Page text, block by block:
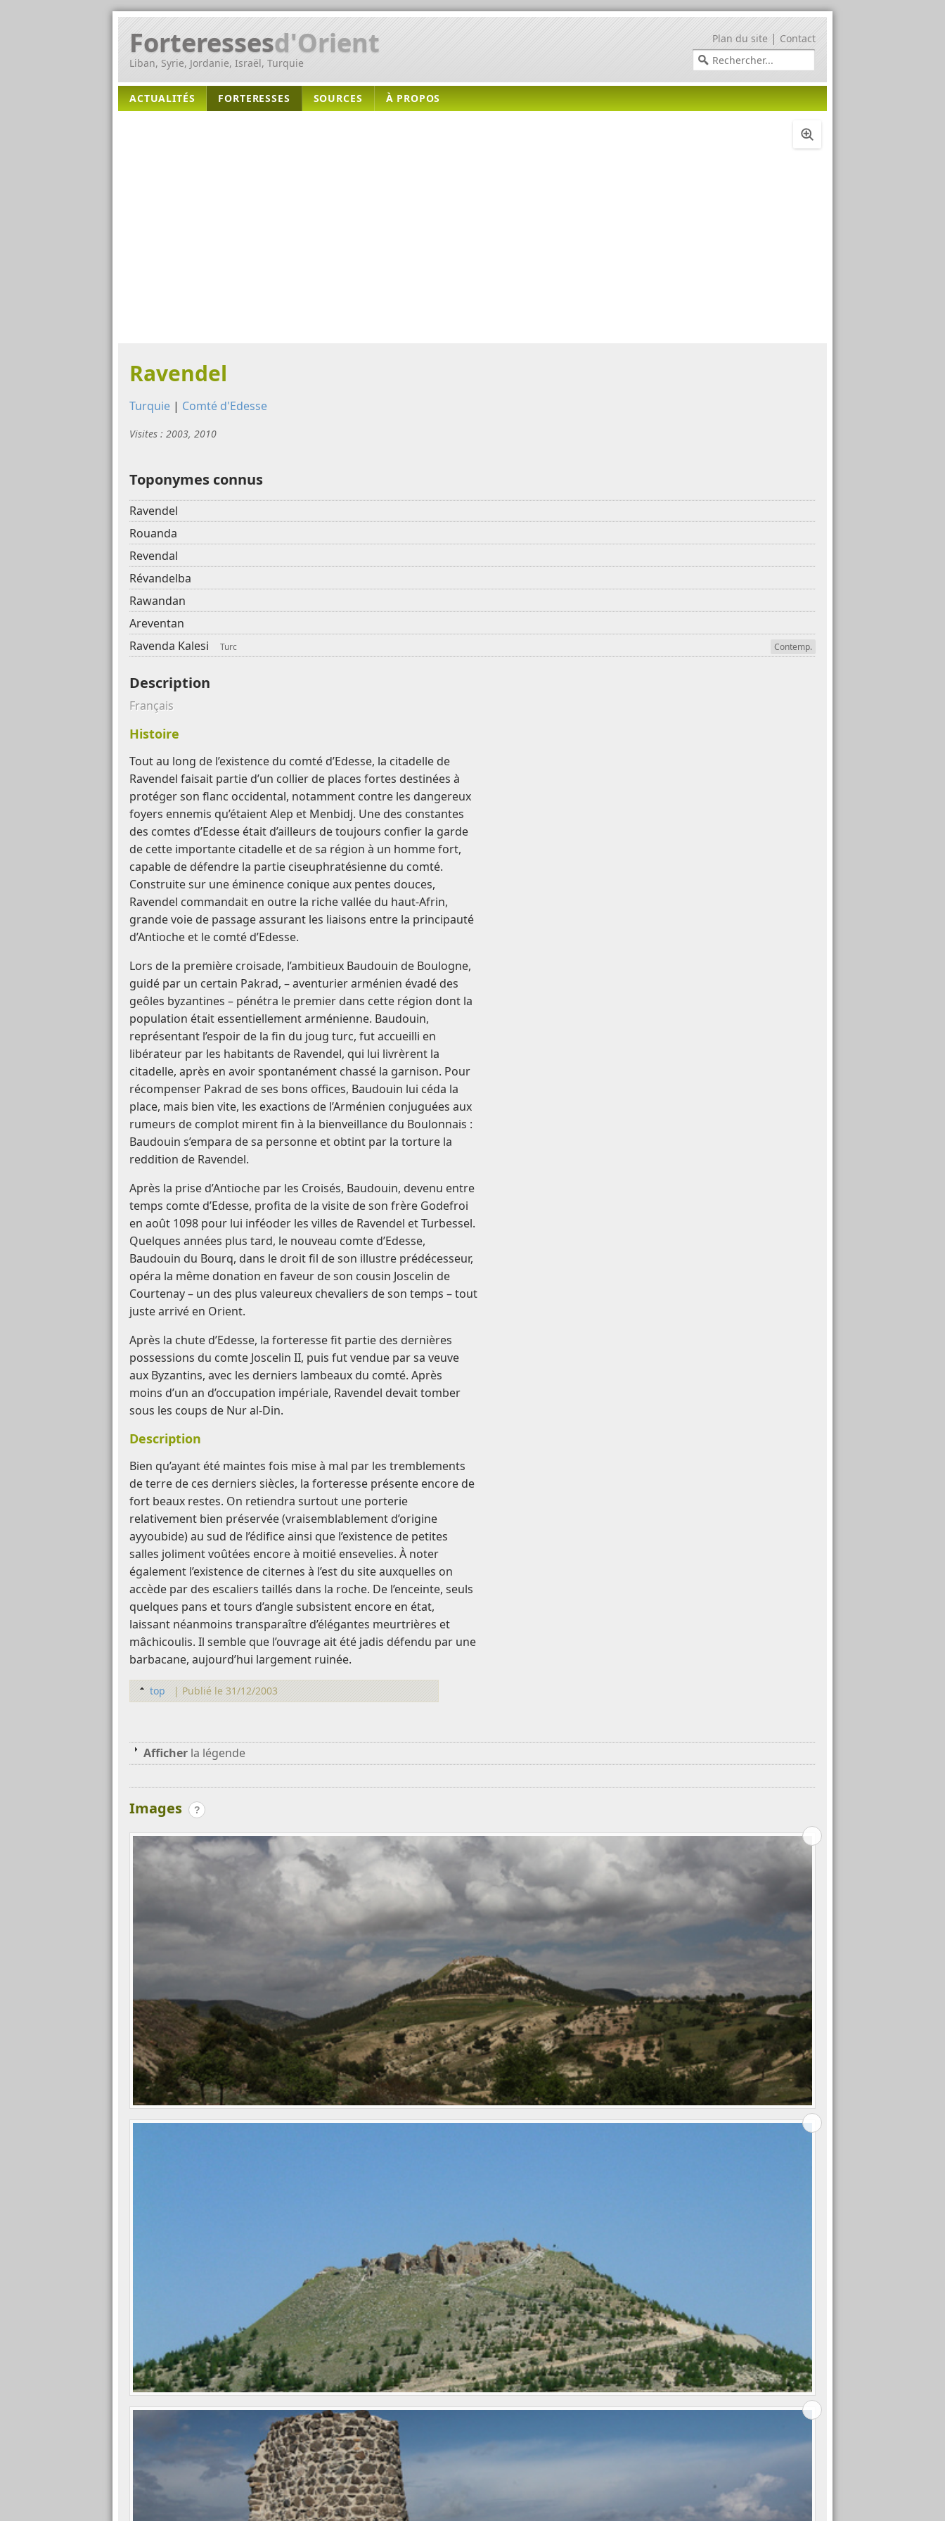
Forteressesd'Orient
Liban, Syrie, Jordanie, Israël, Turquie
Plan du site | Contact
ACTUALITÉS FORTERESSES SOURCES À PROPOS
Ravendel
Turquie | Comté d'Edesse
Visites : 2003, 2010
Toponymes connus
Ravendel
Rouanda
Revendal
Révandelba
Rawandan
Areventan
Ravenda Kalesi
Turc Contemp.
Description
Français
Histoire
Tout au long de l’existence du comté d’Edesse, la citadelle de
Ravendel faisait partie d’un collier de places fortes destinées à
protéger son flanc occidental, notamment contre les dangereux
foyers ennemis qu’étaient Alep et Menbidj. Une des constantes
des comtes d’Edesse était d’ailleurs de toujours confier la garde
de cette importante citadelle et de sa région à un homme fort,
capable de défendre la partie ciseuphratésienne du comté.
Construite sur une éminence conique aux pentes douces,
Ravendel commandait en outre la riche vallée du haut-Afrin,
grande voie de passage assurant les liaisons entre la principauté
d’Antioche et le comté d’Edesse.
Lors de la première croisade, l’ambitieux Baudouin de Boulogne,
guidé par un certain Pakrad, – aventurier arménien évadé des
geôles byzantines – pénétra le premier dans cette région dont la
population était essentiellement arménienne. Baudouin,
représentant l’espoir de la fin du joug turc, fut accueilli en
libérateur par les habitants de Ravendel, qui lui livrèrent la
citadelle, après en avoir spontanément chassé la garnison. Pour
récompenser Pakrad de ses bons offices, Baudouin lui céda la
place, mais bien vite, les exactions de l’Arménien conjuguées aux
rumeurs de complot mirent fin à la bienveillance du Boulonnais :
Baudouin s’empara de sa personne et obtint par la torture la
reddition de Ravendel.
Après la prise d’Antioche par les Croisés, Baudouin, devenu entre
temps comte d’Edesse, profita de la visite de son frère Godefroi
en août 1098 pour lui inféoder les villes de Ravendel et Turbessel.
Quelques années plus tard, le nouveau comte d’Edesse,
Baudouin du Bourq, dans le droit fil de son illustre prédécesseur,
opéra la même donation en faveur de son cousin Joscelin de
Courtenay – un des plus valeureux chevaliers de son temps – tout
juste arrivé en Orient.
Après la chute d’Edesse, la forteresse fit partie des dernières
possessions du comte Joscelin II, puis fut vendue par sa veuve
aux Byzantins, avec les derniers lambeaux du comté. Après
moins d’un an d’occupation impériale, Ravendel devait tomber
sous les coups de Nur al-Din.
Description
Bien qu’ayant été maintes fois mise à mal par les tremblements
de terre de ces derniers siècles, la forteresse présente encore de
fort beaux restes. On retiendra surtout une porterie
relativement bien préservée (vraisemblablement d’origine
ayyoubide) au sud de l’édifice ainsi que l’existence de petites
salles joliment voûtées encore à moitié ensevelies. À noter
également l’existence de citernes à l’est du site auxquelles on
accède par des escaliers taillés dans la roche. De l’enceinte, seuls
quelques pans et tours d’angle subsistent encore en état,
laissant néanmoins transparaître d’élégantes meurtrières et
mâchicoulis. Il semble que l’ouvrage ait été jadis défendu par une
barbacane, aujourd’hui largement ruinée.
top | Publié le 31/12/2003
Afficher la légende
Images ?